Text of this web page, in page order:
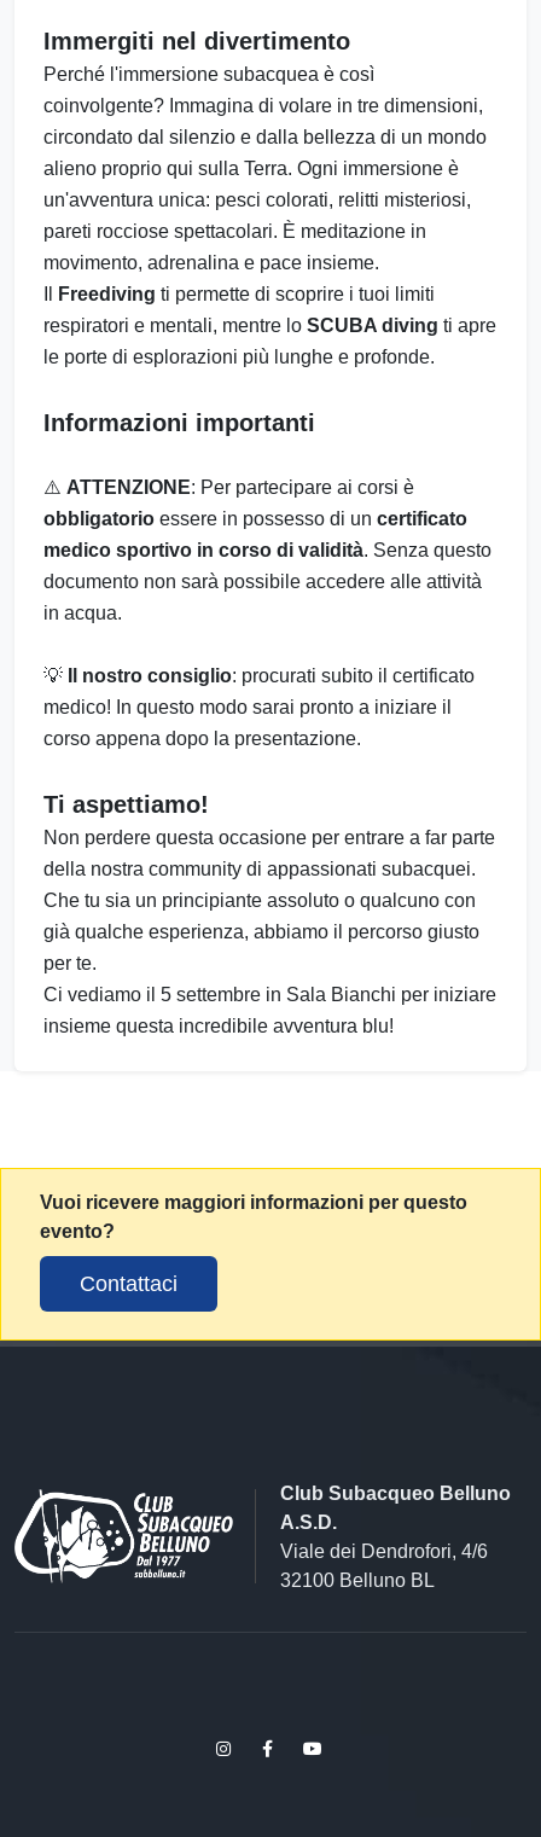
Immergiti nel divertimento
Perché l'immersione subacquea è così
coinvolgente? Immagina di volare in tre dimensioni,
circondato dal silenzio e dalla bellezza di un mondo
alieno proprio qui sulla Terra. Ogni immersione è
un'avventura unica: pesci colorati, relitti misteriosi,
pareti rocciose spettacolari. È meditazione in
movimento, adrenalina e pace insieme.
Freediving ti permette di scoprire i tuoi limiti
respiratori e mentali, mentre lo SCUBA diving ti apre
le porte di esplorazioni più lunghe e profonde.
Informazioni importanti
⚠️ ATTENZIONE: Per partecipare ai corsi è
obbligatorio essere in possesso di un certificato
medico sportivo in corso di validità. Senza questo
documento non sarà possibile accedere alle attività
in acqua.
💡 Il nostro consiglio: procurati subito il certificato
medico! In questo modo sarai pronto a iniziare il
corso appena dopo la presentazione.
Ti aspettiamo!
Non perdere questa occasione per entrare a far parte
della nostra community di appassionati subacquei.
Che tu sia un principiante assoluto o qualcuno con
già qualche esperienza, abbiamo il percorso giusto
per te.
Ci vediamo il 5 settembre in Sala Bianchi per iniziare
insieme questa incredibile avventura blu!
Vuoi ricevere maggiori informazioni per questo
evento?
Contattaci
Club Subacqueo Belluno
A.S.D.
Viale dei Dendrofori, 4/6
32100 Belluno BL